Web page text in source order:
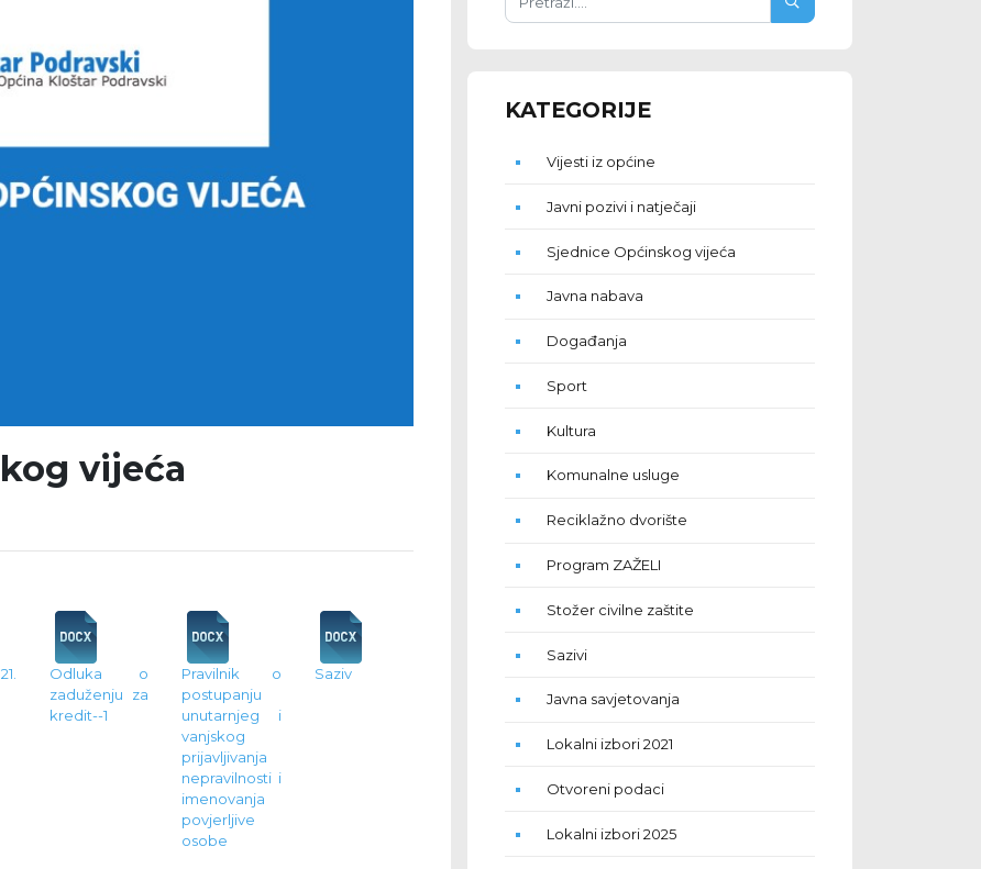
vijeća
Odluka o
zaduženju za
kredit--1
Pravilnik o
postupanju
unutarnjeg i
vanjskog
prijavljivanja
nepravilnosti i
imenovanja
povjerljive
osobe
Saziv
KATEGORIJE
Vijesti iz općine
Javni pozivi i natječaji
Sjednice Općinskog vijeća
Javna nabava
Događanja
Sport
Kultura
Komunalne usluge
Reciklažno dvorište
Program ZAŽELI
Stožer civilne zaštite
Sazivi
Javna savjetovanja
Lokalni izbori 2021
Otvoreni podaci
Lokalni izbori 2025